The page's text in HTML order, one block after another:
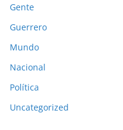
Gente
Guerrero
Mundo
Nacional
Política
Uncategorized